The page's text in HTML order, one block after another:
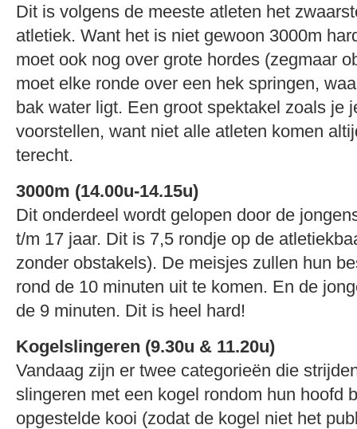
Dit is volgens de meeste atleten het
atletiek. Want het is niet gewoon 3000m
moet ook nog over grote hordes (zegmaar
moet elke ronde over een hek springen,
bak water ligt. Een groot spektakel zoals je
voorstellen, want niet alle atleten komen
terecht.
3000m (14.00u-14.15u)
Dit onderdeel wordt gelopen door de
t/m 17 jaar. Dit is 7,5 rondje op de
zonder obstakels). De meisjes zullen hun
rond de 10 minuten uit te komen. En de
de 9 minuten. Dit is heel hard!
Kogelslingeren (9.30u & 11.20u)
Vandaag zijn er twee categorieën die
slingeren met een kogel rondom hun hoofd
opgestelde kooi (zodat de kogel niet het